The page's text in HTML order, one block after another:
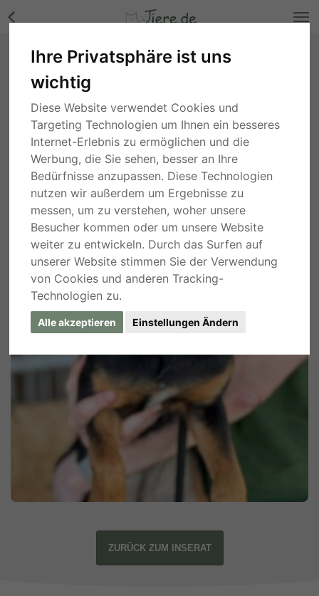
Ihre Privatsphäre ist uns
wichtig
Diese Website verwendet Cookies und
Targeting Technologien um Ihnen ein besseres
Internet-Erlebnis zu ermöglichen und die
Werbung, die Sie sehen, besser an Ihre
Bedürfnisse anzupassen. Diese Technologien
nutzen wir außerdem um Ergebnisse zu
messen, um zu verstehen, woher unsere
Besucher kommen oder um unsere Website
weiter zu entwickeln. Durch das Surfen auf
unserer Website stimmen Sie der Verwendung
von Cookies und anderen Tracking-
Technologien zu.
Alle akzeptieren Einstellungen Ändern
Mercedes, Mischling - Hündin Bilder
Nordrhein-Westfalen
ZURÜCK ZUM INSERAT